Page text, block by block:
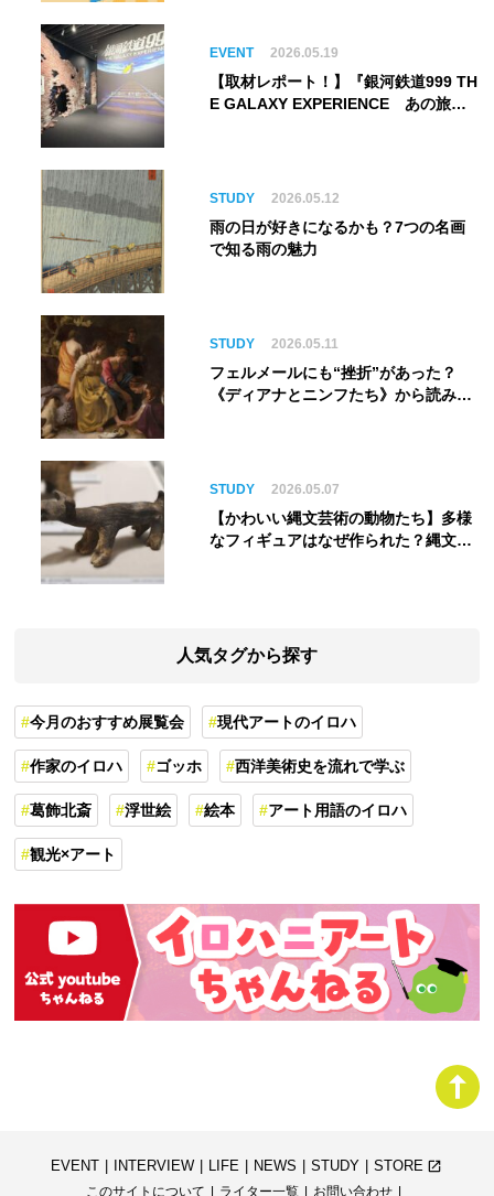
EVENT 2026.05.19
【取材レポート！】『銀河鉄道999 TH
E GALAXY EXPERIENCE あの旅
ム】
STUDY 2026.05.12
雨の日が好きになるかも？7つの名画
で知る雨の魅力
STUDY 2026.05.11
フェルメールにも“挫折”があった？
《ディアナとニンフたち》から読み解
STUDY 2026.05.07
【かわいい縄文芸術の動物たち】多様
なフィギュアはなぜ作られた？縄文人
人気タグから探す
今月のおすすめ展覧会 現代アートのイロハ
作家のイロハ ゴッホ 西洋美術史を流れで学ぶ
葛飾北斎 浮世絵 絵本 アート用語のイロハ
観光×アート
EVENT INTERVIEW LIFE NEWS STUDY STORE launch
このサイトについて
ライター一覧 お問い合わせ